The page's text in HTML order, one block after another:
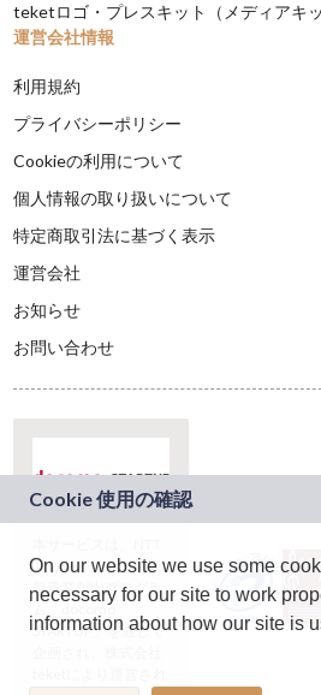
teketロゴ・プレスキット（メディアキッ
運営会社情報
利用規約
プライバシーポリシー
Cookieの利用について
個人情報の取り扱いについて
特定商取引法に基づく表示
運営会社
お知らせ
お問い合わせ
ドコモグループの新
規事業創出プログラ
ム「docomo
STARTUP」を通じて
On our website we use some
necessary for our site to work
information about how our site is